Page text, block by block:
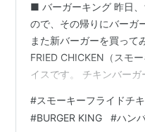
■ バーガーキング 昨日
ので、その帰りにバーガ
また新バーガーを買って
FRIED CHICKEN（スモ
イスです。 チキンバー
加味したオニオンソース
していましたが、正直な
#スモーキーフライドチ
#BURGER KING #ハン